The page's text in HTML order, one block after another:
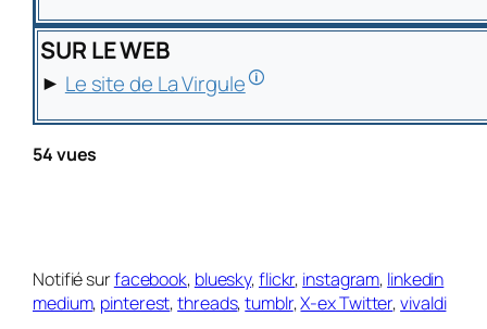
SUR LE WEB
► Le site de La Virgule🛈
54 vues
Notifié surfacebook, bluesky,flickr, instagram, linkedin
medium, pinterest,threads,tumblr,X-ex Twitter,vivaldi